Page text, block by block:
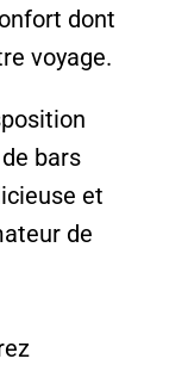
dont
voyage.
bars
et
de